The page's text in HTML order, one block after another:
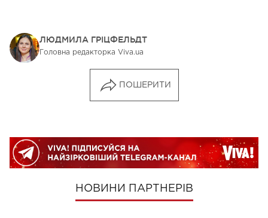
ЛЮДМИЛА ГРІЦФЕЛЬДТ
Головна редакторка Viva.ua
ПОШЕРИТИ
НОВИНИ ПАРТНЕРІВ